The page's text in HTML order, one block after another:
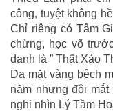
công, tuyệt không
Chỉ riêng có Tâm
chừng, học võ
danh là ” Thất Xảo
Da mặt vàng bệch
năm nhưng đôi
nghi nhìn Lý Tầm